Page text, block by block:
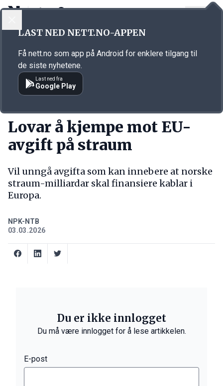
Annonsørinnhold
Lovar å kjempe mot EU-
avgift på straum
Vil unngå avgifta som kan innebere at norske
straum-milliardar skal finansiere kablar i
Europa.
NPK-NTB
03.03.2026
Du er ikke innlogget
Du må være innlogget for å lese artikkelen.
E-post
LAST NED NETT.NO-APPEN
Få nett.no som app på Android for enklere tilgang til
de siste nyhetene.
Last ned fra
Google Play